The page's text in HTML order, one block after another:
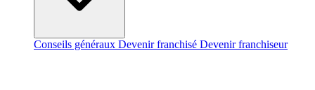
Conseils généraux Devenir franchisé Devenir franchiseur